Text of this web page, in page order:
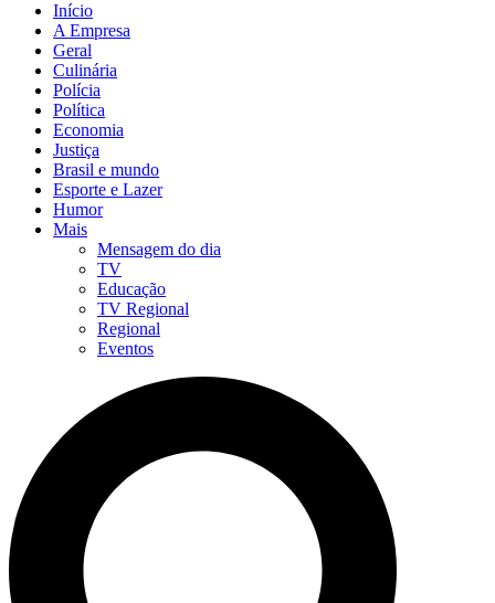
Início
A Empresa
Geral
Culinária
Polícia
Política
Economia
Justiça
Brasil e mundo
Esporte e Lazer
Humor
Mais
Mensagem do dia
TV
Educação
TV Regional
Regional
Eventos